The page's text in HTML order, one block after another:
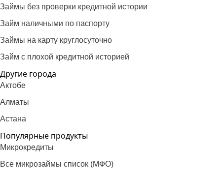
Займы без проверки кредитной истории
Займ наличными по паспорту
Займы на карту круглосуточно
Займ с плохой кредитной историей
Другие города
Актобе
Алматы
Астана
Популярные продукты
Микрокредиты
Все микрозаймы список (МФО)